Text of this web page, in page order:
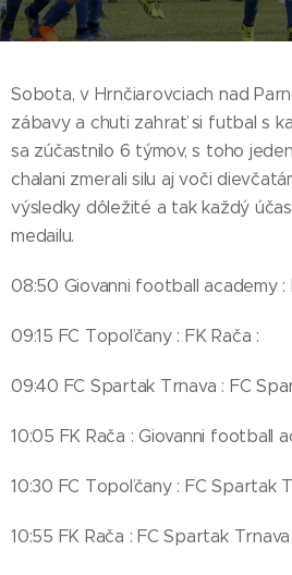
Sobota, v Hrnčiarovciach nad
zábavy a chuti zahrať si futbal s
sa zúčastnilo 6 týmov, s toho
chalani zmerali silu aj voči
výsledky dôležité a tak každý
medailu.
08:50 Giovanni football academy :
09:15 FC Topoľčany : FK Rača :
09:40 FC Spartak Trnava : FC
10:05 FK Rača : Giovanni football
10:30 FC Topoľčany : FC Spartak
10:55 FK Rača : FC Spartak Trnava